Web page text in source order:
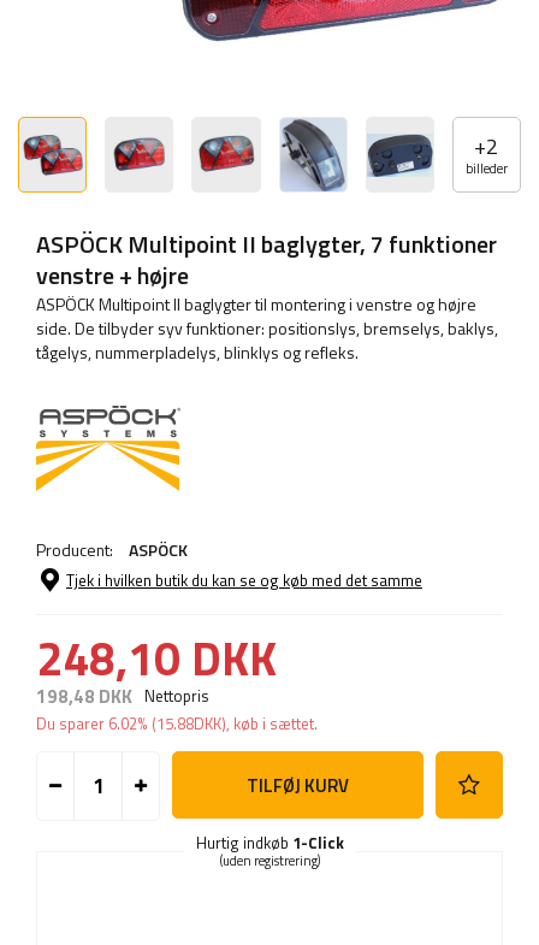
+2
billeder
ASPÖCK Multipoint II baglygter, 7 funktioner
venstre + højre
ASPÖCK Multipoint II baglygter til montering i venstre og højre
side. De tilbyder syv funktioner: positionslys, bremselys, baklys,
tågelys, nummerpladelys, blinklys og refleks.
Producent: ASPÖCK
Tjek i hvilken butik du kan se og køb med det samme
248,10 DKK
198,48 DKK Nettopris
Du sparer 6.02% (15.88DKK), køb i sættet.
TILFØJ KURV
Hurtig indkøb 1-Click
(uden registrering)